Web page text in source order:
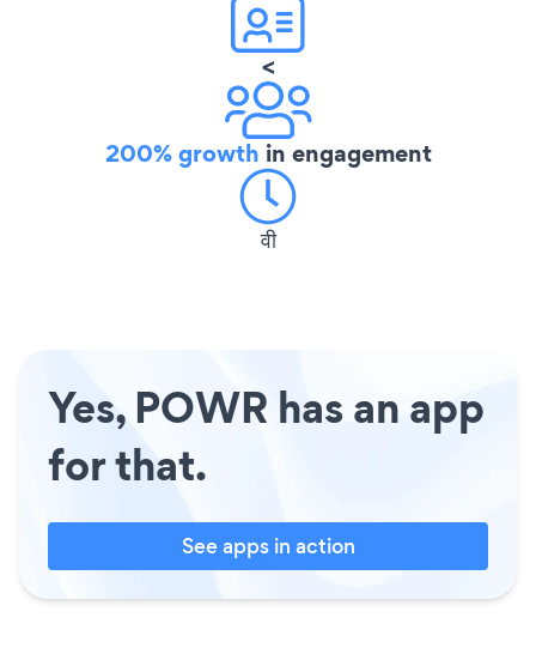
<
200% growth in engagement
वी
Yes, POWR has an app
for that.
See apps in action